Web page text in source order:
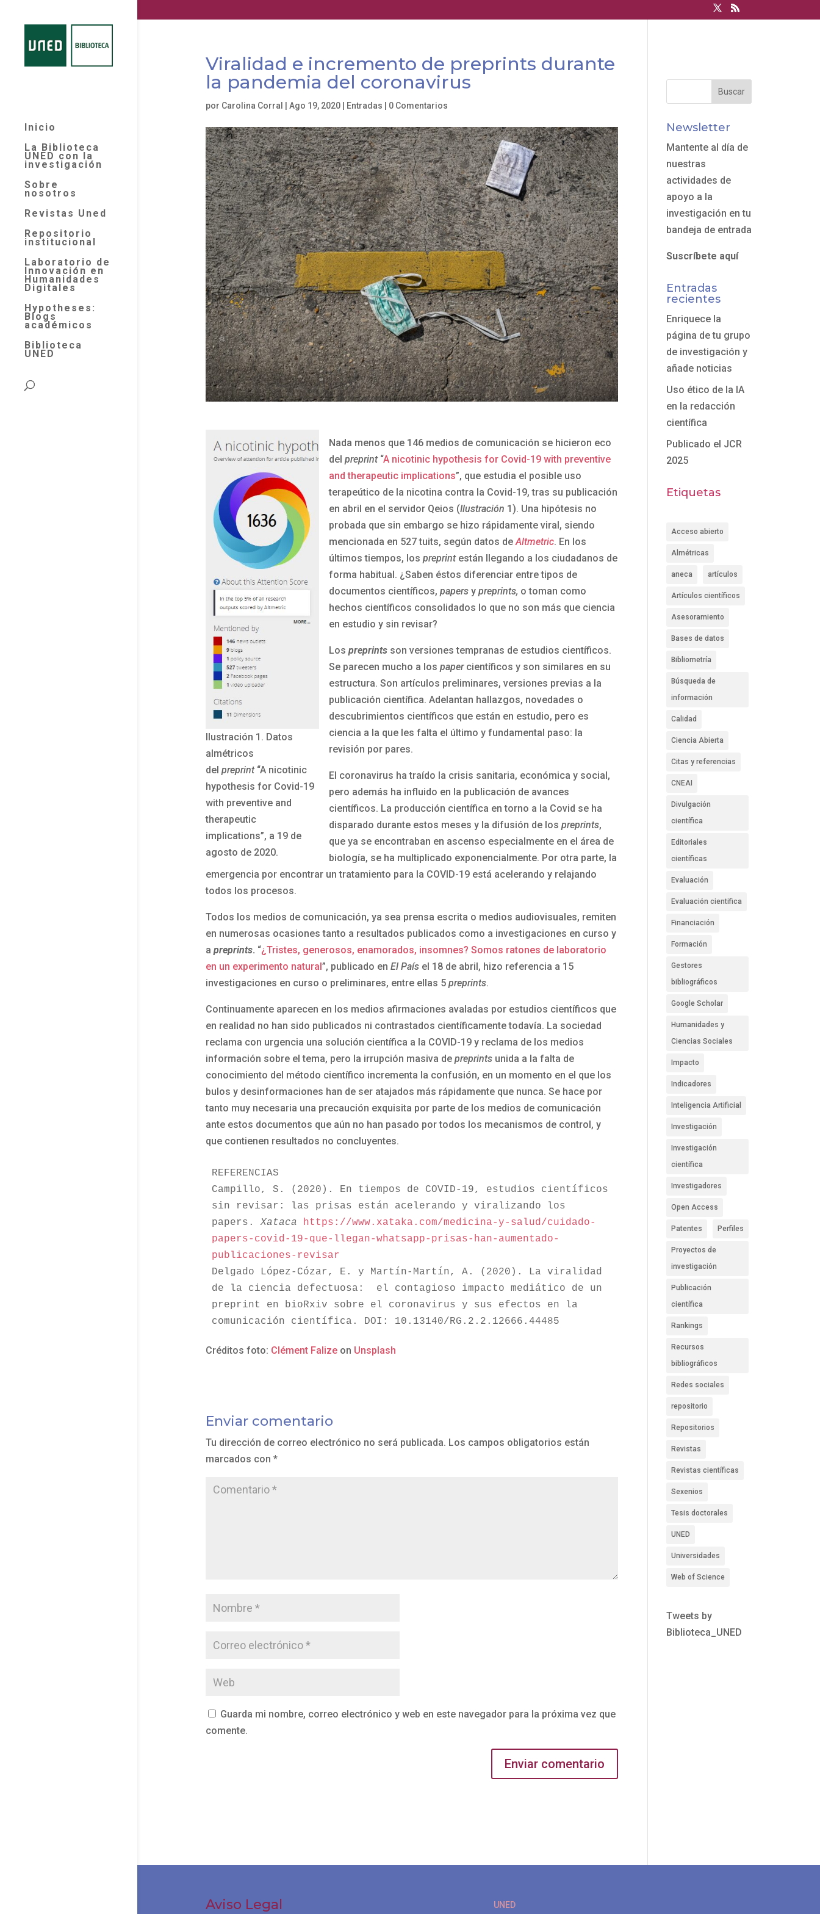
Inicio
La Biblioteca
UNED con la
investigación
Sobre
nosotros
Revistas Uned
Repositorio
institucional
Laboratorio de
Innovación en
Humanidades
Digitales
Hypotheses:
Blogs
académicos
Biblioteca
UNED
Viralidad e incremento de preprints durante
la pandemia del coronavirus
por Carolina Corral | Ago 19, 2020| Entradas | 0 Comentarios
Ilustración 1. Datos
almétricos
del preprint“A nicotinic
hypothesis for Covid-19
with preventive and
therapeutic
implications”, a 19 de
agosto de 2020.
Nada menos que 146 medios de comunicación se hicieron eco
del preprint“A nicotinic hypothesis for Covid-19 with preventive
and therapeutic implications”, que estudia el posible uso
terapeútico de la nicotina contra la Covid-19, tras su publicación
en abril en el servidor Qeios (Ilustración 1). Una hipótesis no
probada que sin embargo se hizo rápidamente viral, siendo
mencionada en 527 tuits, según datos deAltmetric. En los
últimos tiempos, los preprintestán llegando a los ciudadanos de
forma habitual. ¿Saben éstos diferenciar entre tipos de
documentos científicos, papersy preprints, o toman como
hechos científicos consolidados lo que no son más que ciencia
en estudio y sin revisar?
Los preprints son versiones tempranas de estudios científicos.
Se parecen mucho a los papercientíficos y son similares en su
estructura. Son artículos preliminares, versiones previas a la
publicación científica. Adelantan hallazgos, novedades o
descubrimientos científicos que están en estudio, pero es
ciencia a la que les falta el último y fundamental paso: la
revisión por pares.
El coronavirus ha traído la crisis sanitaria, económica y social,
pero además ha influido en la publicación de avances
científicos. La producción científica en torno a la Covid se ha
disparado durante estos meses y la difusión de los preprints,
que ya se encontraban en ascenso especialmente en el área de
biología, se ha multiplicado exponencialmente. Por otra parte, la
emergencia por encontrar un tratamiento para la COVID-19 está acelerando y relajando
todos los procesos.
Todos los medios de comunicación, ya sea prensa escrita o medios audiovisuales, remiten
en numerosas ocasiones tanto a resultados publicados como a investigaciones en curso y
a preprints. “¿Tristes, generosos, enamorados, insomnes? Somos ratones de laboratorio
en un experimento natural”, publicado en El Paísel 18 de abril, hizo referencia a 15
investigaciones en curso o preliminares, entre ellas 5 preprints.
Continuamente aparecen en los medios afirmaciones avaladas por estudios científicos que
en realidad no han sido publicados ni contrastados científicamente todavía. La sociedad
reclama con urgencia una solución científica a la COVID-19 y reclama de los medios
información sobre el tema, pero la irrupción masiva de preprintsunida a la falta de
conocimiento del método científico incrementa la confusión, en un momento en el que los
bulos y desinformaciones han de ser atajados más rápidamente que nunca. Se hace por
tanto muy necesaria una precaución exquisita por parte de los medios de comunicación
ante estos documentos que aún no han pasado por todos los mecanismos de control, y
que contienen resultados no concluyentes.
REFERENCIAS
Campillo, S. (2020). En tiempos de COVID-19, estudios científicos
sin revisar: las prisas están acelerando y viralizando los
papers. Xataca
https://www.xataka.com/medicina-y-salud/cuidado-
papers-covid-19-que-llegan-whatsapp-prisas-han-aumentado-
publicaciones-revisar
Delgado López-Cózar, E. y Martín-Martín, A. (2020). La viralidad
de la ciencia defectuosa:  el contagioso impacto mediático de un
preprint en bioRxiv sobre el coronavirus y sus efectos en la
comunicación científica. DOI: 10.13140/RG.2.2.12666.44485
Créditos foto: Clément Falizeon Unsplash
Enviar comentario
Tu dirección de correo electrónico no será publicada. Los campos obligatorios están
marcados con *
Guarda mi nombre, correo electrónico y web en este navegador para la próxima vez que
comente.
Newsletter
Mantente al día de
nuestras
actividades de
apoyo a la
investigación en tu
bandeja de entrada
Suscríbete aquí
Entradas
recientes
Enriquece la
página de tu grupo
de investigación y
añade noticias
Uso ético de la IA
en la redacción
científica
Publicado el JCR
2025
Etiquetas
Acceso abierto
Almétricas
aneca artículos
Artículos científicos
Asesoramiento
Bases de datos
Bibliometría
Búsqueda de
información
Calidad
Ciencia Abierta
Citas y referencias
CNEAI
Divulgación
científica
Editoriales
científicas
Evaluación
Evaluación cientifica
Financiación
Formación
Gestores
bibliográficos
Google Scholar
Humanidades y
Ciencias Sociales
Impacto
Indicadores
Inteligencia Artificial
Investigación
Investigación
científica
Investigadores
Open Access
Patentes Perfiles
Proyectos de
investigación
Publicación
científica
Rankings
Recursos
bibliográficos
Redes sociales
repositorio
Repositorios
Revistas
Revistas científicas
Sexenios
Tesis doctorales
UNED
Universidades
Web of Science
Tweets by
Biblioteca_UNED
Aviso Legal UNED